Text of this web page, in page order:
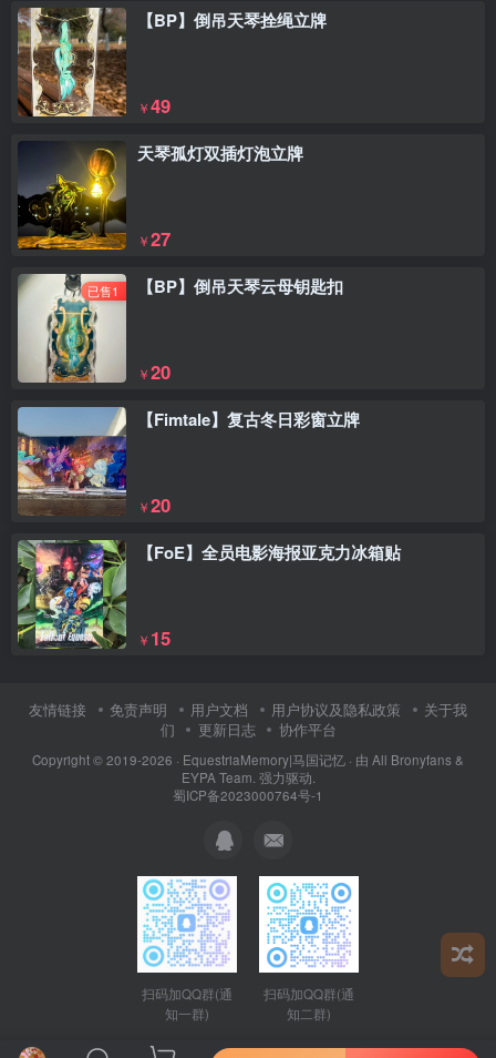
【BP】倒吊天琴拴绳立牌
￥49
天琴孤灯双插灯泡立牌
￥27
已售1 【BP】倒吊天琴云母钥匙扣
￥20
【Fimtale】复古冬日彩窗立牌
￥20
【FoE】全员电影海报亚克力冰箱贴
￥ 15
友情链接 免责声明 用户文档 用户协议及隐私政策
关于我
们
更新日志 协作平台
Copyright © 2019-2026 · EquestriaMemory|马国记忆 · 由 All Bronyfans &
EYPA Team. 强力驱动.
蜀ICP备2023000764号-1
扫码加QQ群(通
知一群)
扫码加QQ群(通
知二群)